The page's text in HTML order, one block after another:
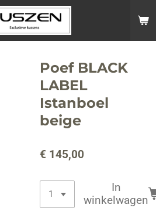
Poef BLACK
LABEL
Istanboel
beige
€ 145,00
In
winkelwagen